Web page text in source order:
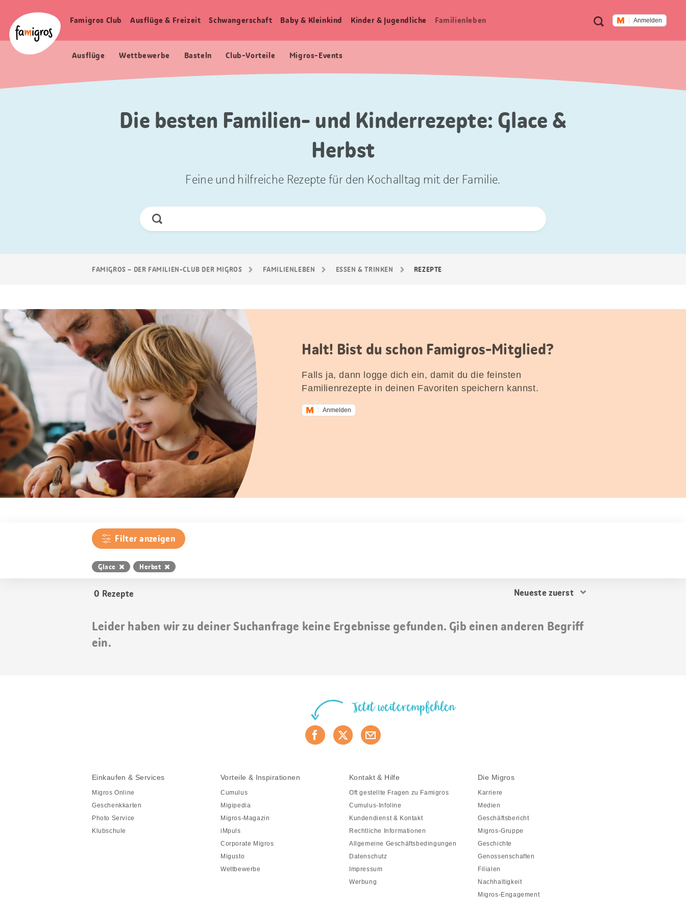
Navigation
Logo
Meta
Navigation
Suche Anmelden
Haupt
Famigros Club Ausflüge & Freizeit Schwangerschaft Baby & Kleinkind Kinder & Jugendliche Familien­leben
Ausflüge Wettbewerbe Basteln Club-Vorteile Migros-Events
Die besten Familien- und Kinderrezepte: Glace &
Herbst
Feine und hilfreiche Rezepte für den Kochalltag mit der Familie.
Jetzt
FAMIGROS – DER FAMILIEN-CLUB DER MIGROS FAMILIEN­LEBEN ESSEN & TRINKEN REZEPTE
Halt! Bist du schon Famigros-Mitglied?
Falls ja, dann logge dich ein, damit du die feinsten
Familienrezepte in deinen Favoriten speichern kannst.
Anmelden
Filter anzeigen
Glace Herbst
0 Rezepte
Resultat
Leider haben wir zu deiner Suchanfrage keine Ergebnisse gefunden. Gib einen anderen Begriff
ein.
Jetzt weiterempfehlen
Einkaufen & Services
Migros Online
Geschenkkarten
Photo Service
Klubschule
Vorteile & Inspirationen
Cumulus
Migipedia
Migros-Magazin
iMpuls
Corporate Migros
Migusto
Wettbewerbe
Kontakt & Hilfe
Oft gestellte Fragen zu Famigros
Cumulus-Infoline
Kundendienst & Kontakt
Rechtliche Informationen
Allgemeine Geschäftsbedingungen
Datenschutz
Impressum
Werbung
Die Migros
Karriere
Medien
Geschäftsbericht
Migros-Gruppe
Geschichte
Genossenschaften
Filialen
Nachhaltigkeit
Migros-Engagement